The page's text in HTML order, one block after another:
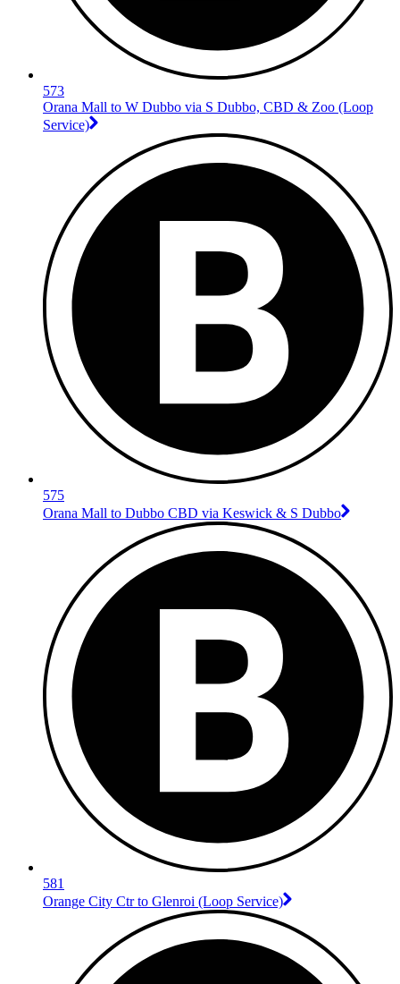
573
Orana Mall to W Dubbo via S Dubbo, CBD & Zoo (Loop
Service)
575
Orana Mall to Dubbo CBD via Keswick & S Dubbo
581
Orange City Ctr to Glenroi (Loop Service)